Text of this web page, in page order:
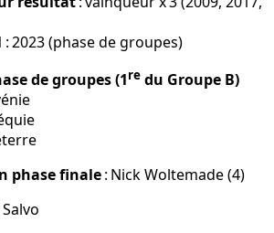
: 2023 (phase de groupes)
de groupes (1re du Groupe B)
phase finale: Nick Woltemade (4)